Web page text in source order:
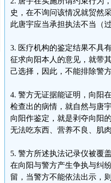
史，在不询问该情况就贸然
此唐宇应当承担执法不当（
3. 医疗机构的鉴定结果不具
征求向阳本人的意见，就带
己选择，因此，不能排除警
4. 警方无证据能证明，向阳
检查出的病情，就自然与唐
向阳作鉴定，就是剥夺向阳
无法吃东西、营养不良、肌
5. 警方所述执法记录仪被覆
在向阳与警方产生争执与纠
留，当警方不能依法出示，